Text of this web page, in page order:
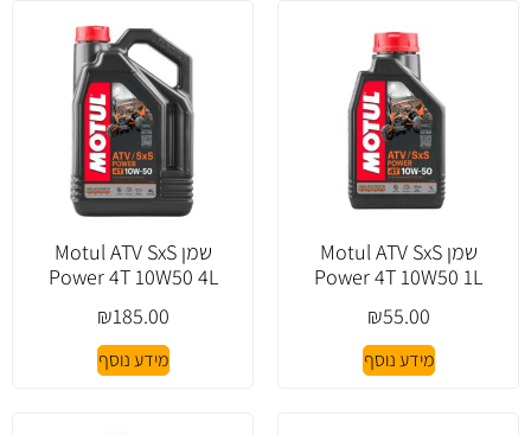
שמן Motul ATV SxS
Power 4T 10W50 1L
₪55.00
מידע נוסף
שמן Motul ATV SxS
Power 4T 10W50 4L
₪185.00
מידע נוסף